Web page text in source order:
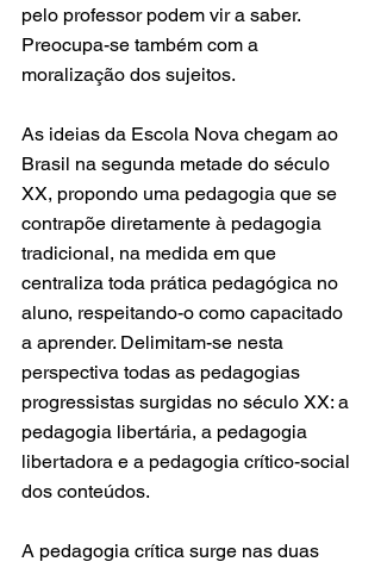
pelo professor podem vir a saber.
Preocupa-se também com a
moralização dos sujeitos.
As ideias da Escola Nova chegam ao
Brasil na segunda metade do século
XX, propondo uma pedagogia que se
contrapõe diretamente à pedagogia
tradicional, na medida em que
centraliza toda prática pedagógica no
aluno, respeitando-o como capacitado
a aprender. Delimitam-se nesta
perspectiva todas as pedagogias
progressistas surgidas no século XX: a
pedagogia libertária, a pedagogia
libertadora e a pedagogia crítico-social
dos conteúdos.
A pedagogia crítica surge nas duas